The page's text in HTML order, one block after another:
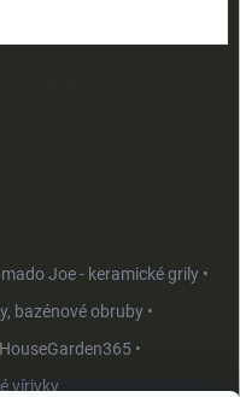
Joe - keramické grily •
bazénové obruby •
HouseGarden365 •
vírivky